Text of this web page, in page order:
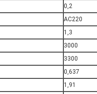
0,2
AC220
1,3
3000
3300
0,637
1,91